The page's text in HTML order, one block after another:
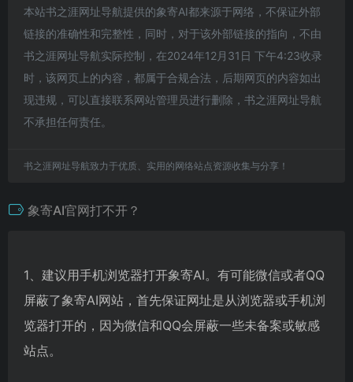
本站书之涯网址导航提供的象寄AI都来源于网络，不保证外部
链接的准确性和完整性，同时，对于该外部链接的指向，不由
书之涯网址导航实际控制，在2024年12月31日 下午4:23收录
时，该网页上的内容，都属于合规合法，后期网页的内容如出
现违规，可以直接联系网站管理员进行删除，书之涯网址导航
不承担任何责任。
书之涯网址导航致力于优质、实用的网络站点资源收集与分享！
象寄AI官网打不开？
1、建议用手机浏览器打开象寄AI。有可能微信或者QQ
屏蔽了象寄AI网站，首先保证网址是从浏览器或手机浏
览器打开的，因为微信和QQ会屏蔽一些未备案或敏感
站点。